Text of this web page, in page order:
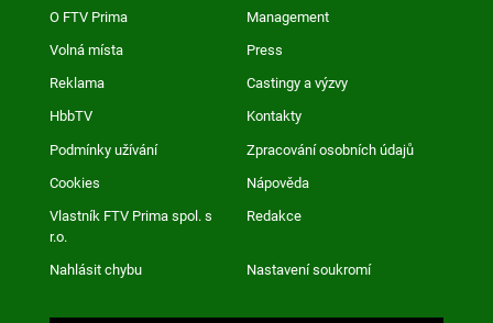
O FTV Prima Management
Volná místa Press
Reklama Castingy a výzvy
HbbTV Kontakty
Podmínky užívání Zpracování osobních údajů
Cookies Nápověda
Vlastník FTV Prima spol. s
r.o.
Redakce
Nahlásit chybu Nastavení soukromí